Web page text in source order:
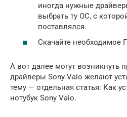
иногда нужные
выбрать ту ОС, с
поставлялся.
Скачайте необходимое
А вот далее могут возникнуть
драйверы Sony Vaio желают
тему — отдельная статья: Как
нотубук Sony Vaio.